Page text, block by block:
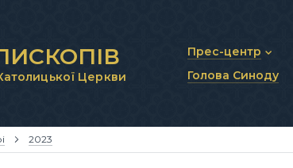
Церкви
Прес-центр
Новини та анонси
Голова Синоду
2023